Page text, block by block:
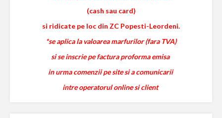
(cash sau card)
si ridicate pe loc din ZC Popesti-Leordeni.
*se aplica la valoarea marfurilor (fara TVA)
si se inscrie pe factura proforma emisa
in urma comenzii pe site si a comunicarii
intre operatorul online si client